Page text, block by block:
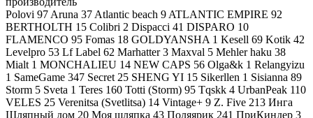
Polovi 97 Aruna 37 Atlantic beach 9 ATLANTIC EMPIRE 92
BERTHOLTH 15 Colibri 2 Dispacci 41 DISPARO 10
FLAMENCO 95 Fomas 18 GOLDYANSHA 1 Kesell 69 Kotik 42
Levelpro 53 Lf Label 62 Marhatter 3 Maxval 5 Mehler haku 38
Mialt 1 MONCHALIEU 14 NEW CAPS 56 Olga&k 1 Relangyizu
1 SameGame 347 Secret 25 SHENG YI 15 Sikerllen 1 Sisianna 89
Storm 5 Sveta 1 Teres 160 Totti (Storm) 95 Tqskk 4 UrbanPeak 110
VELES 25 Verenitsa (Svetlitsa) 14 Vintage+ 9 Z. Five 213 Инга
Шляпный дом 20 Моя шляпка 43 Поляярик 241 ПриКиндер 3